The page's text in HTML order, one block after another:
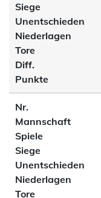
Siege
Unentschieden
Niederlagen
Tore
Diff.
Punkte
Nr.
Mannschaft
Spiele
Siege
Unentschieden
Niederlagen
Tore